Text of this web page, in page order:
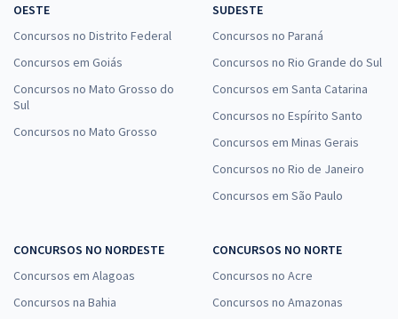
OESTE
Concursos no Distrito Federal
Concursos em Goiás
Concursos no Mato Grosso do
Sul
Concursos no Mato Grosso
SUDESTE
Concursos no Paraná
Concursos no Rio Grande do Sul
Concursos em Santa Catarina
Concursos no Espírito Santo
Concursos em Minas Gerais
Concursos no Rio de Janeiro
Concursos em São Paulo
CONCURSOS NO NORDESTE
Concursos em Alagoas
Concursos na Bahia
CONCURSOS NO NORTE
Concursos no Acre
Concursos no Amazonas